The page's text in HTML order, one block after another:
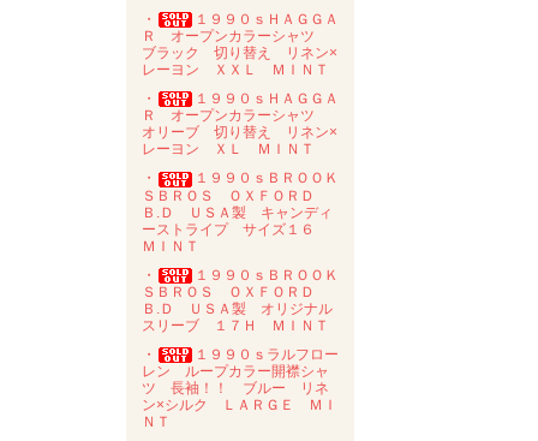
・
１９９０ｓＨＡＧＧＡ
Ｒ オープンカラーシャツ
ブラック 切り替え リネン×
レーヨン ＸＸＬ ＭＩＮＴ
・
１９９０ｓＨＡＧＧＡ
Ｒ オープンカラーシャツ
オリーブ 切り替え リネン×
レーヨン ＸＬ ＭＩＮＴ
・
１９９０ｓＢＲＯＯＫ
ＳＢＲＯＳ ＯＸＦＯＲＤ
Ｂ.Ｄ ＵＳＡ製 キャンディ
ーストライプ サイズ１６
ＭＩＮＴ
・
１９９０ｓＢＲＯＯＫ
ＳＢＲＯＳ ＯＸＦＯＲＤ
Ｂ.Ｄ ＵＳＡ製 オリジナル
スリーブ １７Ｈ ＭＩＮＴ
・
１９９０ｓラルフロー
レン ループカラー開襟シャ
ツ 長袖！！ ブルー リネ
ン×シルク ＬＡＲＧＥ ＭＩ
ＮＴ